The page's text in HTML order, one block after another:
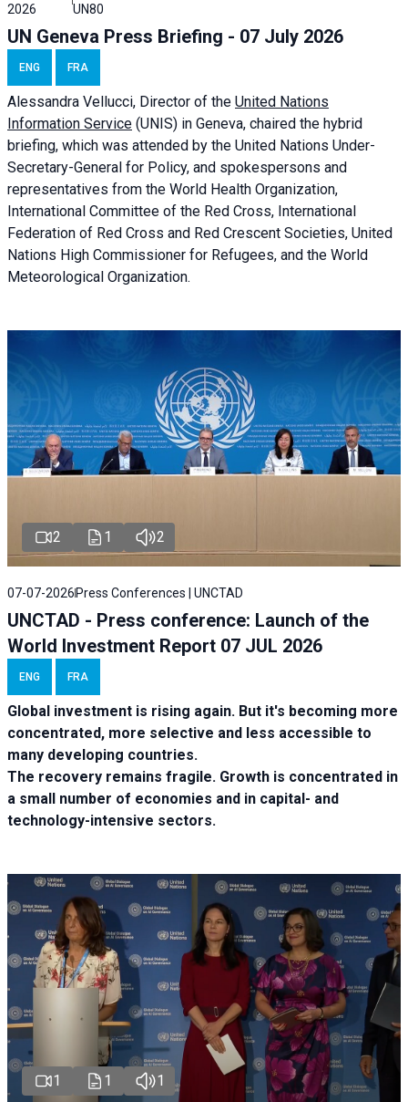
2026
UN80
UN Geneva Press Briefing - 07 July 2026
ENG FRA
Alessandra Vellucci, Director of the United Nations
Information Service (UNIS) in Geneva, chaired the hybrid
briefing, which was attended by the United Nations Under-
Secretary-General for Policy, and spokespersons and
representatives from the World Health Organization,
International Committee of the Red Cross, International
Federation of Red Cross and Red Crescent Societies, United
Nations High Commissioner for Refugees, and the World
Meteorological Organization.
2 1 2
07-07-2026 Press Conferences | UNCTAD
UNCTAD - Press conference: Launch of the
World Investment Report 07 JUL 2026
ENG FRA
Global investment is rising again. But it's becoming more
concentrated, more selective and less accessible to
many developing countries.
The recovery remains fragile. Growth is concentrated in
a small number of economies and in capital- and
technology-intensive sectors.
1 1 1